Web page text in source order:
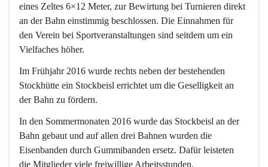
eines Zeltes 6×12 Meter, zur Bewirtung bei Turnieren direkt
an der Bahn einstimmig beschlossen. Die Einnahmen für
den Verein bei Sportveranstaltungen sind seitdem um ein
Vielfaches höher.
Im Frühjahr 2016 wurde rechts neben der bestehenden
Stockhütte ein Stockbeisl errichtet um die Geselligkeit an
der Bahn zu fördern.
In den Sommermonaten 2016 wurde das Stockbeisl an der
Bahn gebaut und auf allen drei Bahnen wurden die
Eisenbanden durch Gummibanden ersetz. Dafür leisteten
die Mitglieder viele freiwillige Arbeitsstunden.